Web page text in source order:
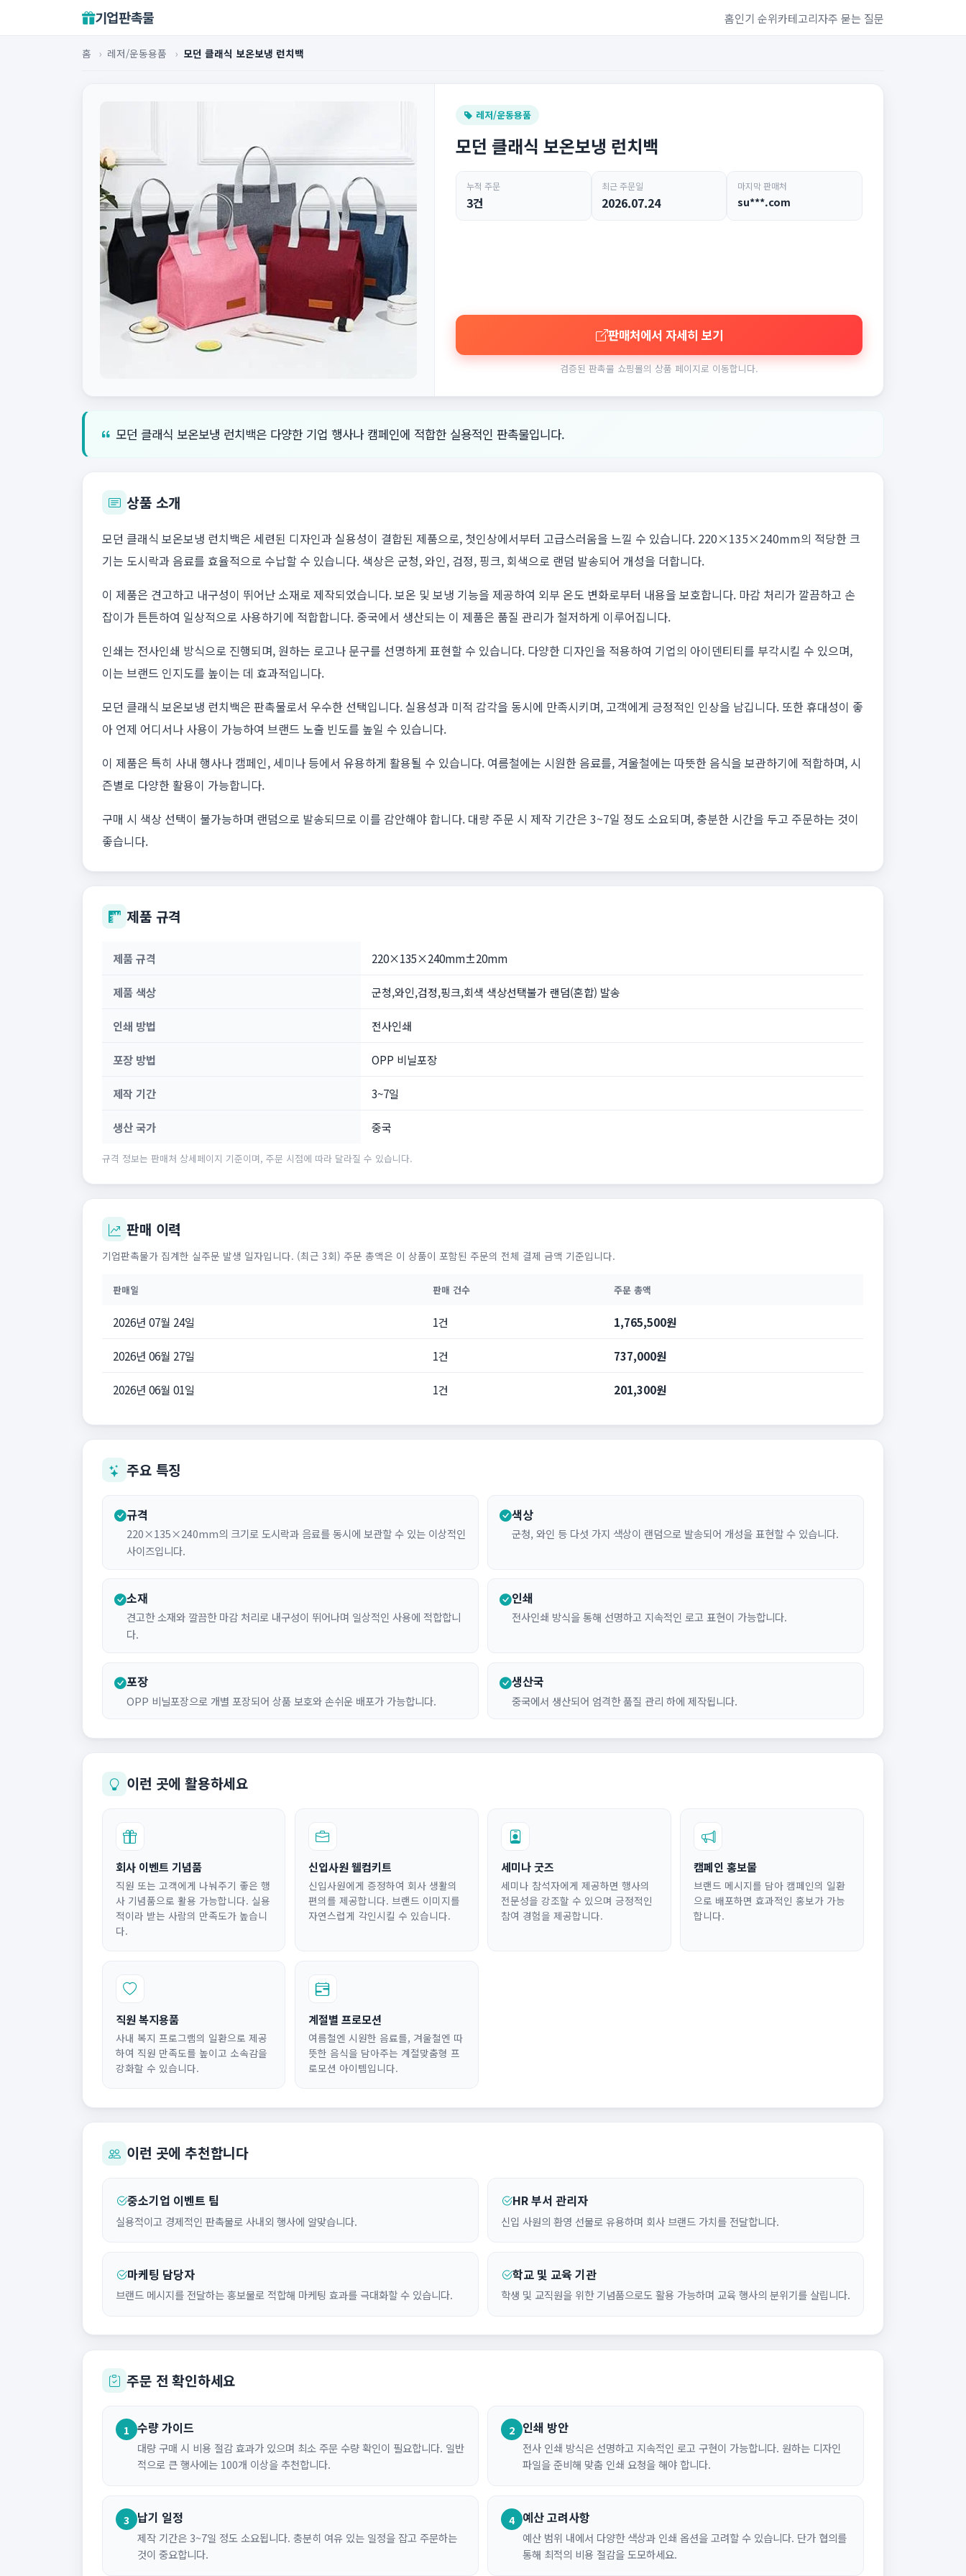
기업판촉물 홈인기 순위카테고리자주 묻는 질문
홈 › 레저/운동용품 › 모던 클래식 보온보냉 런치백
레저/운동용품
모던 클래식 보온보냉 런치백
누적 주문
3건
최근 주문일
2026.07.24
마지막 판매처
su***.com
판매처에서 자세히 보기
검증된 판촉물 쇼핑몰의 상품 페이지로 이동합니다.
모던 클래식 보온보냉 런치백은 다양한 기업 행사나 캠페인에 적합한 실용적인 판촉물입니다.
상품 소개
모던 클래식 보온보냉 런치백은 세련된 디자인과 실용성이 결합된 제품으로, 첫인상에서부터 고급스러움을 느낄 수 있습니다. 220×135×240mm의 적당한 크
기는 도시락과 음료를 효율적으로 수납할 수 있습니다. 색상은 군청, 와인, 검정, 핑크, 회색으로 랜덤 발송되어 개성을 더합니다.
이 제품은 견고하고 내구성이 뛰어난 소재로 제작되었습니다. 보온 및 보냉 기능을 제공하여 외부 온도 변화로부터 내용을 보호합니다. 마감 처리가 깔끔하고 손
잡이가 튼튼하여 일상적으로 사용하기에 적합합니다. 중국에서 생산되는 이 제품은 품질 관리가 철저하게 이루어집니다.
인쇄는 전사인쇄 방식으로 진행되며, 원하는 로고나 문구를 선명하게 표현할 수 있습니다. 다양한 디자인을 적용하여 기업의 아이덴티티를 부각시킬 수 있으며,
이는 브랜드 인지도를 높이는 데 효과적입니다.
모던 클래식 보온보냉 런치백은 판촉물로서 우수한 선택입니다. 실용성과 미적 감각을 동시에 만족시키며, 고객에게 긍정적인 인상을 남깁니다. 또한 휴대성이 좋
아 언제 어디서나 사용이 가능하여 브랜드 노출 빈도를 높일 수 있습니다.
이 제품은 특히 사내 행사나 캠페인, 세미나 등에서 유용하게 활용될 수 있습니다. 여름철에는 시원한 음료를, 겨울철에는 따뜻한 음식을 보관하기에 적합하며, 시
즌별로 다양한 활용이 가능합니다.
구매 시 색상 선택이 불가능하며 랜덤으로 발송되므로 이를 감안해야 합니다. 대량 주문 시 제작 기간은 3~7일 정도 소요되며, 충분한 시간을 두고 주문하는 것이
좋습니다.
제품 규격
제품 규격 220×135×240mm±20mm
제품 색상 군청,와인,검정,핑크,회색 색상선택불가 랜덤(혼합) 발송
인쇄 방법 전사인쇄
포장 방법 OPP 비닐포장
제작 기간 3~7일
생산 국가 중국
규격 정보는 판매처 상세페이지 기준이며, 주문 시점에 따라 달라질 수 있습니다.
판매 이력
기업판촉물가 집계한 실주문 발생 일자입니다. (최근 3회) 주문 총액은 이 상품이 포함된 주문의 전체 결제 금액 기준입니다.
판매일 판매 건수 주문 총액
2026년 07월 24일 1건 1,765,500원
2026년 06월 27일 1건 737,000원
2026년 06월 01일 1건 201,300원
주요 특징
규격
220×135×240mm의 크기로 도시락과 음료를 동시에 보관할 수 있는 이상적인
사이즈입니다.
색상
군청, 와인 등 다섯 가지 색상이 랜덤으로 발송되어 개성을 표현할 수 있습니다.
소재
견고한 소재와 깔끔한 마감 처리로 내구성이 뛰어나며 일상적인 사용에 적합합니
다.
인쇄
전사인쇄 방식을 통해 선명하고 지속적인 로고 표현이 가능합니다.
포장
OPP 비닐포장으로 개별 포장되어 상품 보호와 손쉬운 배포가 가능합니다.
생산국
중국에서 생산되어 엄격한 품질 관리 하에 제작됩니다.
이런 곳에 활용하세요
회사 이벤트 기념품
직원 또는 고객에게 나눠주기 좋은 행
사 기념품으로 활용 가능합니다. 실용
적이라 받는 사람의 만족도가 높습니
다.
신입사원 웰컴키트
신입사원에게 증정하여 회사 생활의
편의를 제공합니다. 브랜드 이미지를
자연스럽게 각인시킬 수 있습니다.
세미나 굿즈
세미나 참석자에게 제공하면 행사의
전문성을 강조할 수 있으며 긍정적인
참여 경험을 제공합니다.
캠페인 홍보물
브랜드 메시지를 담아 캠페인의 일환
으로 배포하면 효과적인 홍보가 가능
합니다.
직원 복지용품
사내 복지 프로그램의 일환으로 제공
하여 직원 만족도를 높이고 소속감을
강화할 수 있습니다.
계절별 프로모션
여름철엔 시원한 음료를, 겨울철엔 따
뜻한 음식을 담아주는 계절맞춤형 프
로모션 아이템입니다.
이런 곳에 추천합니다
중소기업 이벤트 팀
실용적이고 경제적인 판촉물로 사내외 행사에 알맞습니다.
HR 부서 관리자
신입 사원의 환영 선물로 유용하며 회사 브랜드 가치를 전달합니다.
마케팅 담당자
브랜드 메시지를 전달하는 홍보물로 적합해 마케팅 효과를 극대화할 수 있습니다.
학교 및 교육 기관
학생 및 교직원을 위한 기념품으로도 활용 가능하며 교육 행사의 분위기를 살립니다.
주문 전 확인하세요
1 수량 가이드
대량 구매 시 비용 절감 효과가 있으며 최소 주문 수량 확인이 필요합니다. 일반
적으로 큰 행사에는 100개 이상을 추천합니다.
2 인쇄 방안
전사 인쇄 방식은 선명하고 지속적인 로고 구현이 가능합니다. 원하는 디자인
파일을 준비해 맞춤 인쇄 요청을 해야 합니다.
3 납기 일정
제작 기간은 3~7일 정도 소요됩니다. 충분히 여유 있는 일정을 잡고 주문하는
것이 중요합니다.
4 예산 고려사항
예산 범위 내에서 다양한 색상과 인쇄 옵션을 고려할 수 있습니다. 단가 협의를
통해 최적의 비용 절감을 도모하세요.